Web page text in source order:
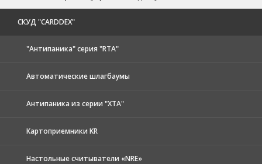
CКУД "CARDDEX"
"Антипаника" серия "RTA"
Автоматические шлагбаумы
Антипаника из серии "XTA"
Картоприемники KR
Настольные считыватели «NRE»